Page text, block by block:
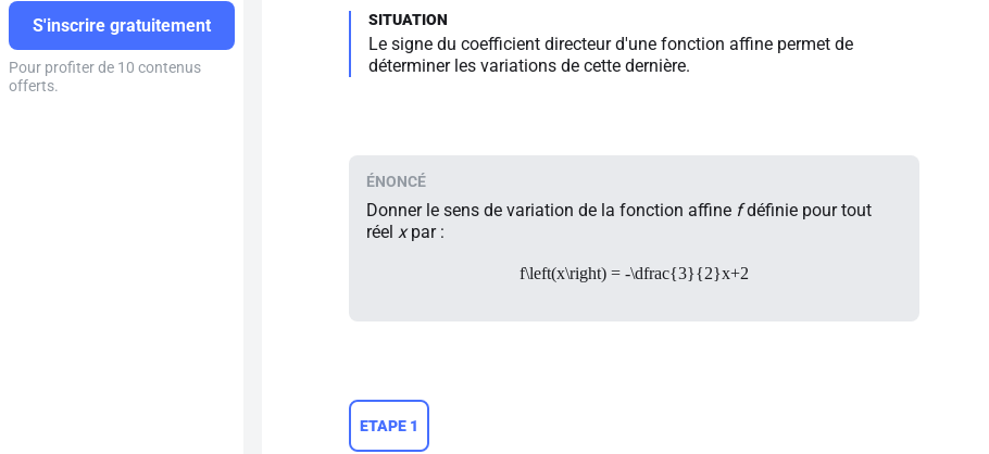
S'inscrire gratuitement
Pour profiter de 10 contenus
offerts.
Le signe du coefficient directeur d'une fonction affine permet de
déterminer les variations de cette dernière.
Donner le sens de variation de la fonction affine fdéfinie pour tout
réel xpar :
f\left(x\right) = -\dfrac{3}{2}x+2
ETAPE 1